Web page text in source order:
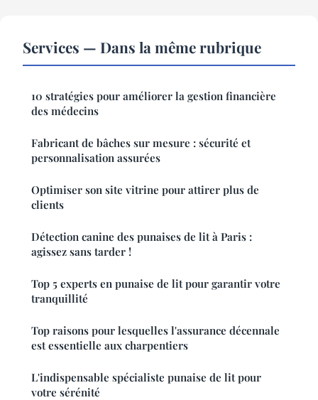
Services — Dans la même rubrique
10 stratégies pour améliorer la gestion financière
des médecins
Fabricant de bâches sur mesure : sécurité et
personnalisation assurées
Optimiser son site vitrine pour attirer plus de
clients
Détection canine des punaises de lit à Paris :
agissez sans tarder !
Top 5 experts en punaise de lit pour garantir votre
tranquillité
Top raisons pour lesquelles l'assurance décennale
est essentielle aux charpentiers
L'indispensable spécialiste punaise de lit pour
votre sérénité